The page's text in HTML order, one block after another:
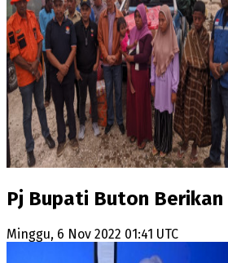
Pj Bupati Buton
Minggu, 6 Nov 2022 01:41 UTC